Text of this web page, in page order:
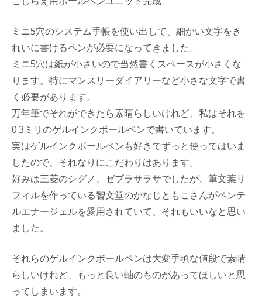
ミニ5穴のシステム手帳を使い出して、細かい文字をき
れいに書けるペンが必要になってきました。
ミニ5穴は紙が小さいので当然書くスペースが小さくな
ります。特にマンスリーダイアリーなど小さな文字で書
く必要があります。
万年筆でそれができたら素晴らしいけれど、私はそれを
0.3ミリのゲルインクボールペンで書いています。
実はゲルインクボールペンも好きでずっと使ってはいま
したので、それなりにこだわりはあります。
好みは三菱のシグノ、ゼブラサラサでしたが、筆文葉リ
フィルを作っている智文堂のかなじともこさんがペンテ
ルエナージェルを愛用されていて、それもいいなと思い
ました。
それらのゲルインクボールペンは大変手頃な値段で素晴
らしいけれど、もっと良い軸のものがあってほしいと思
ってしまいます。